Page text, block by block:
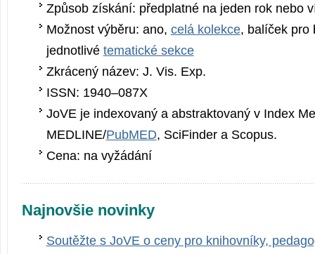
Způsob získání: předplatné na jeden rok nebo
Možnost výběru: ano, celá kolekce, balíček pro
jednotlivé tematické sekce
Zkrácený název: J. Vis. Exp.
ISSN: 1940–087X
JoVE je indexovaný a abstraktovaný v Index
MEDLINE/PubMED, SciFinder a Scopus.
Cena: na vyžádání
Najnovšie novinky
Soutěžte s JoVE o ceny pro knihovníky,